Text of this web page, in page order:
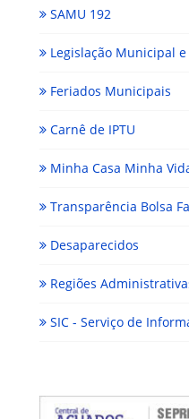
SAMU 192
Legislação Municipal
Feriados Municipais
Carnê de IPTU
Minha Casa Minha
Transparência Bolsa
Desaparecidos
Regiões
SIC - Serviço de